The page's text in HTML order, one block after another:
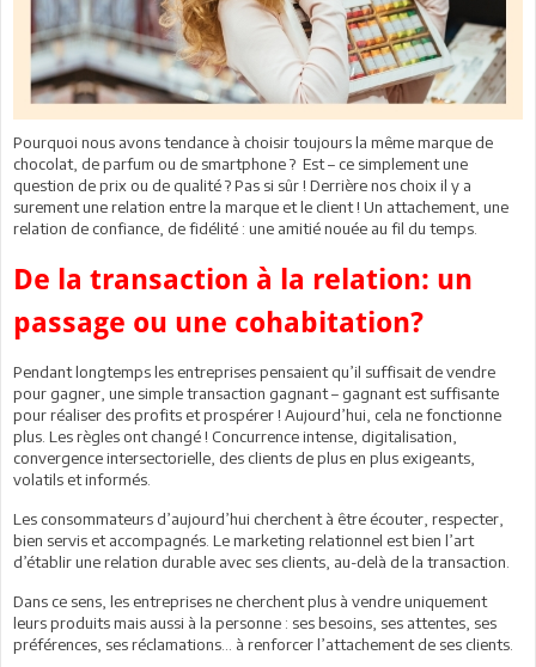
Pourquoi nous avons tendance à choisir toujours la même marque de
chocolat, de parfum ou de smartphone ? Est – ce simplement une
question de prix ou de qualité ? Pas si sûr ! Derrière nos choix il y a
surement une relation entre la marque et le client ! Un attachement, une
relation de confiance, de fidélité : une amitié nouée au fil du temps.
De la transaction à la relation: un
passage ou une cohabitation?
Pendant longtemps les entreprises pensaient qu’il suffisait de vendre
pour gagner, une simple transaction gagnant – gagnant est suffisante
pour réaliser des profits et prospérer ! Aujourd’hui, cela ne fonctionne
plus. Les règles ont changé ! Concurrence intense, digitalisation,
convergence intersectorielle, des clients de plus en plus exigeants,
volatils et informés.
Les consommateurs d’aujourd’hui cherchent à être écouter, respecter,
bien servis et accompagnés. Le marketing relationnel est bien l’art
d’établir une relation durable avec ses clients, au-delà de la transaction.
Dans ce sens, les entreprises ne cherchent plus à vendre uniquement
leurs produits mais aussi à la personne : ses besoins, ses attentes, ses
préférences, ses réclamations… à renforcer l’attachement de ses clients.